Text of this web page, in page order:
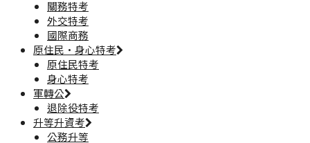
關務特考
外交特考
國際商務
原住民·身心特考
原住民特考
身心特考
軍轉公
退除役特考
升等升資考
公務升等